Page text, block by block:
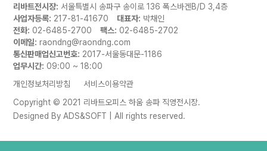
리바트전시장: 서울특별시 송파구 송이로 136 폭스바겐B/D 3,4층
사업자등록: 217-81-41670 대표자: 박채인
전화: 02-6485-2700 팩스: 02-6485-2702
이메일: raondng@raondng.com
통신판매업신고번호: 2017-서울동대문-1186
업무시간: 09:00 ~ 18:00
개인정보처리방침
서비스이용약관
Copyright © 2021 리바트오피스 하움 송파 직영전시장.
Designed ByADS&SOFT | All rights reserved.